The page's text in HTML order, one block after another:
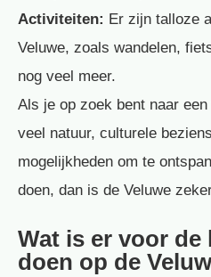
Activiteiten: Er zijn talloze
Veluwe, zoals wandelen,
nog veel meer.
Als je op zoek bent naar
veel natuur, culturele
mogelijkheden om te
doen, dan is de Veluwe
Wat is er voor de
doen op de